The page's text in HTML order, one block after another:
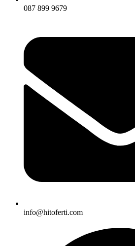
087 899 9679
info@hitoferti.com